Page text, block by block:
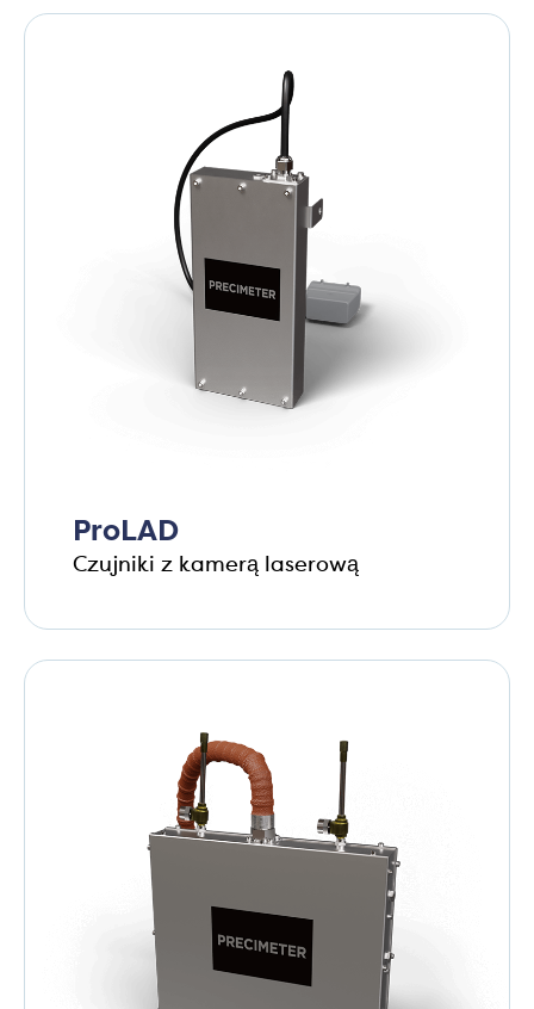
ProLAD
Czujniki z kamerą laserową